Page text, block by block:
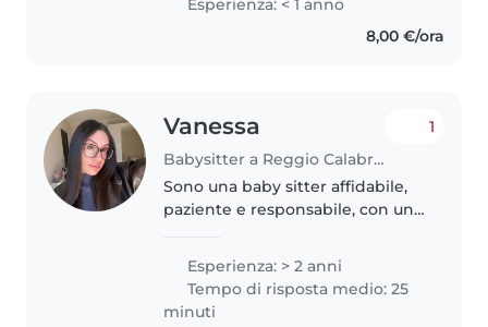
mio obiettivo è specializzarmi in
Psicologia dello Sviluppo, quindi..
8,00 €/ora
Vanessa
Babysitter a Reggio Calabria
1
Sono una baby sitter affidabile,
paziente e responsabile, con una
i bambini. Mi piace creare un
ambiente sereno, sicuro e
divertente, aiutando i più..
Esperienza: > 2 anni
Tempo di risposta medio: 25
minuti